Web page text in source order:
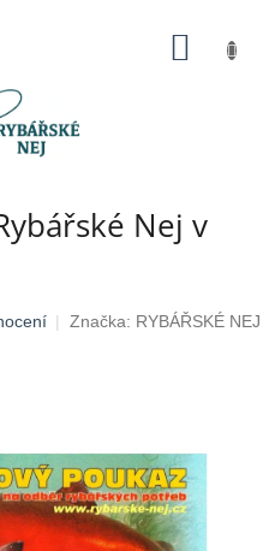
Nej v
Značka: RYBÁŘSKÉ NEJ